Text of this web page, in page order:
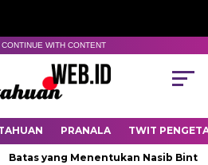
WITH CONTENT
PRANALA TWIT
yang Menentukan Nasib Bintang